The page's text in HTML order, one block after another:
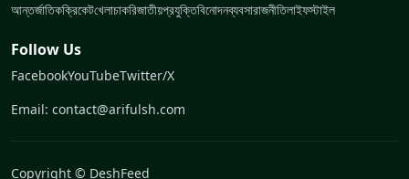
আন্তর্জাতিকক্রিকেটখেলাচাকরিজাতীয়প্রযুক্তিবিনোদনব্যবসারাজনীতিলাইফস্টাইল
Follow Us
FacebookYouTubeTwitter/X
Email: contact@arifulsh.com
Copyright © DeshFeed